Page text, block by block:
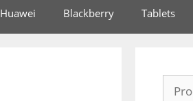
Huawei Blackberry Tablets